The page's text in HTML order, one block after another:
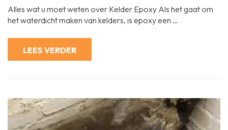
Kelder
Epoxy:
Alles wat u moet weten over Kelder Epoxy Als het gaat om
het waterdicht maken van kelders, is epoxy een …
LEES VERDER